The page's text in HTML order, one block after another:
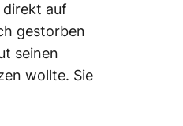
direkt auf
gestorben
seinen
wollte. Sie